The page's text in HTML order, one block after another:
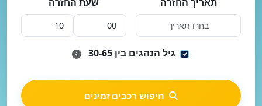
גיל הנהגים בין 30-65
חיפוש רכבים זמינים